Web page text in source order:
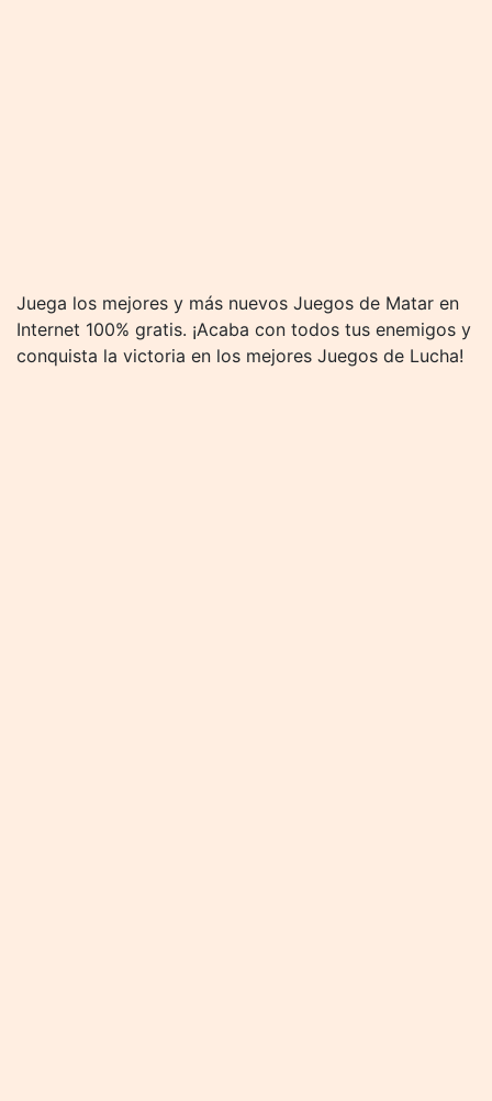
Juega los mejores y más nuevos Juegos de Matar en
Internet 100% gratis. ¡Acaba con todos tus enemigos y
conquista la victoria en los mejores Juegos de Lucha!